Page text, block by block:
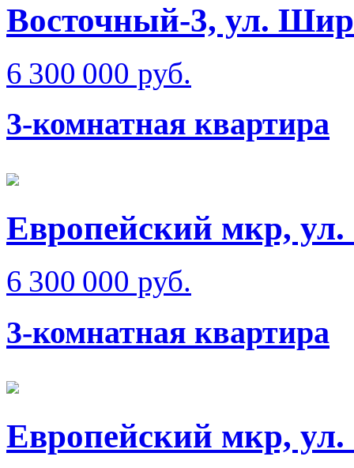
Восточный-3, ул.
6 300 000 руб.
3-комнатная квартира
Европейский мкр, ул.
6 300 000 руб.
3-комнатная квартира
Европейский мкр, ул.